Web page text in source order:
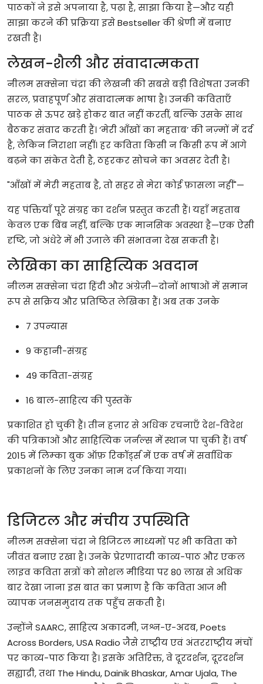
पाठकोंनेइसे अपनायाहै,पढ़ाहै,साझाकियाहै—औरयही
साझाकरनेकीप्रक्रियाइसेBestsellerकी श्रेणीमेंबनाए
रखतीहै।
लेखन-शैली औरसंवादात्मकता
नीलमसक्सेनाचंद्राकीलेखनीकीसबसेबड़ीविशेषताउनकी
सरल,प्रवाहपूर्णऔरसंवादात्मकभाषाहै।उनकीकविताएँ
पाठकसेऊपरखड़ेहोकरबातनहींकरतीं,बल्किउसकेसाथ
बैठकरसंवादकरतीहैं।‘मेरीआँखोंकामहताब’कीनज़्मोंमेंदर्द
है,लेकिननिराशानहीं।हरकविताकिसीनकिसीरूपमेंआगे
बढ़नेकासंकेतदेतीहै,ठहरकरसोचनेका अवसरदेतीहै।
"आँखोंमेंमेरीमहताबहै,तोसहरसेमेराकोईफ़ासलानहीं"—
यहपंक्तियाँपूरेसंग्रहकादर्शनप्रस्तुतकरतीहैं।यहाँमहताब
केवलएकबिंबनहीं,बल्किएकमानसिक अवस्थाहै—एकऐसी
दृष्टि,जो अंधेरेमेंभीउजालेकीसंभावनादेखसकतीहै।
लेखिकाकासाहित्यिक अवदान
नीलमसक्सेनाचंद्राहिंदीऔर अंग्रेज़ी—दोनोंभाषाओंमेंसमान
रूपसेसक्रियऔरप्रतिष्ठितलेखिकाहैं। अबतकउनके
7 उपन्यास
9 कहानी-संग्रह
49 कविता-संग्रह
16 बाल-साहित्यकीपुस्तकें
प्रकाशितहोचुकीहैं।तीनहज़ारसे अधिकरचनाएँदेश-विदेश
कीपत्रिकाओंऔरसाहित्यिकजर्नल्समेंस्थानपाचुकीहैं।वर्ष
2015 मेंलिम्काबुक ऑफ़रिकॉर्ड्समेंएकवर्षमेंसर्वाधिक
प्रकाशनोंकेलिएउनकानामदर्जकियागया।
डिजिटल औरमंचीयउपस्थिति
नीलमसक्सेनाचंद्रानेडिजिटलमाध्यमोंपरभीकविताको
जीवंतबनाएरखाहै।उनकेप्रेरणादायीकाव्य-पाठऔरएकल
लाइवकवितासत्रोंकोसोशलमीडियापर80 लाखसे अधिक
बारदेखाजानाइसबातकाप्रमाणहैकिकविताआजभी
व्यापकजनसमुदायतकपहुँचसकतीहै।
उन्होंनेSAARC,साहित्य अकादमी,जश्न-ए-अदब, Poets
Across Borders, USA Radio जैसेराष्ट्रीयएवं अंतरराष्ट्रीयमंचों
परकाव्य-पाठकियाहै।इसके अतिरिक्त,वेदूरदर्शन,दूरदर्शन
सह्याद्री,तथा The Hindu, Dainik Bhaskar, Amar Ujala, The